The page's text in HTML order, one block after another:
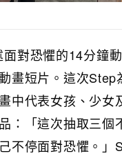
對恐懼的14分鐘
畫短片。這次
中代表女孩、少
：「這次抽取三個
不停面對恐懼。